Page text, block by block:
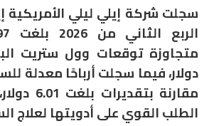
سجلت شركة إيلي ليلي الأمريكية
مقارنة
الطلب القوي على أدويتها لعلاج